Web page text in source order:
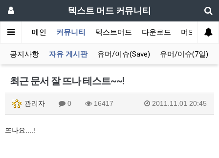
텍스트 머드 커뮤니티
메인 커뮤니티 텍스트머드 다운로드 머드 잡담
공지사항 자유 게시판 유머/이슈(Save) 유머/이슈(7일)
최근 문서 잘 뜨나 테스트~~!
관리자 0 16417 2011.11.01 20:45
뜨나요....!